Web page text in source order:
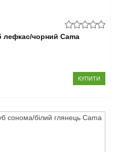
лефкас/чорний Cama
КУПИТИ